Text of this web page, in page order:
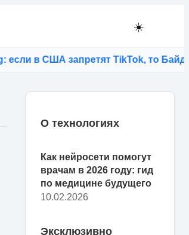
☀️
США запретят TikTok, то Байден
О технологиях
Как нейросети помогут
врачам в 2026 году: гид
по медицине будущего
10.02.2026
Эксклюзивно